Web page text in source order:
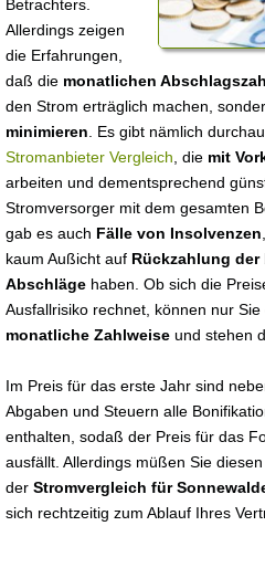
Betrachters.
Allerdings zeigen
die Erfahrungen,
daß die monatlichen
den Strom erträglich machen,
minimieren . Es gibt nämlich
Stromanbieter Vergleich , die mit
arbeiten und dementsprechend
Stromversorger mit dem gesamten
gab es auch Fälle von Insolvenzen
kaum Außicht auf Rückzahlung
Abschläge haben. Ob sich die
Ausfallrisiko rechnet, können nur
monatliche Zahlweise und stehen
Im Preis für das erste Jahr sind
Abgaben und Steuern alle
enthalten, sodaß der Preis für das
ausfällt. Allerdings müßen Sie
der Stromvergleich für
sich rechtzeitig zum Ablauf Ihres